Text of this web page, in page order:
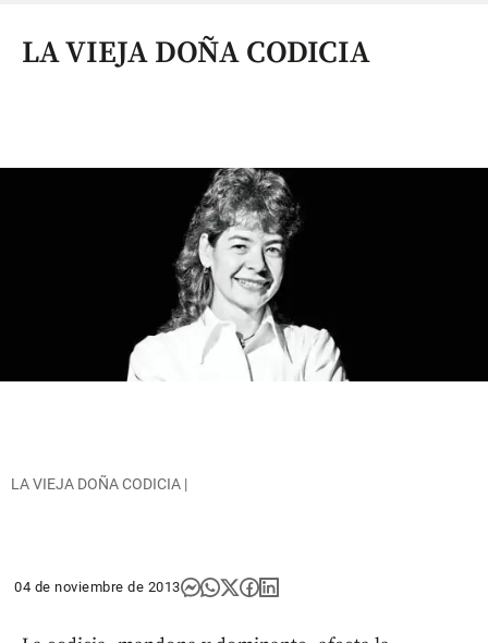
LA VIEJA DOÑA CODICIA
LA VIEJA DOÑA CODICIA |
04 de noviembre de 2013